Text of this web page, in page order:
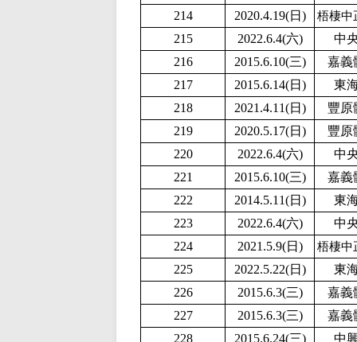
214
2020.4.19(日) 梧棲中
215 2022.6.4(六)
中
216
2015.6.10(三)
嘉義
217
2015.6.14(日)
東
218
2021.4.11(日)
豐原
219
2020.5.17(日)
豐原
220
2022.6.4(六)
中
221
2015.6.10(三)
嘉義
222
2014.5.11(日)
東
223
2022.6.4(六)
中
224
2021.5.9(日) 梧棲中
225 2022.5.22(日)
東
226
2015.6.3(三)
嘉義
227
2015.6.3(三)
嘉義
228
2015.6.24(三)
中